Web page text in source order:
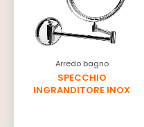
Arredo bagno
SPECCHIO
INGRANDITORE INOX